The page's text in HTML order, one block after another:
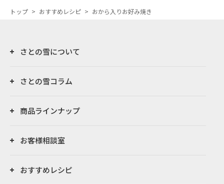
トップ > おすすめレシピ > おから入りお好み焼き
さとの雪について
さとの雪コラム
商品ラインナップ
お客様相談室
おすすめレシピ